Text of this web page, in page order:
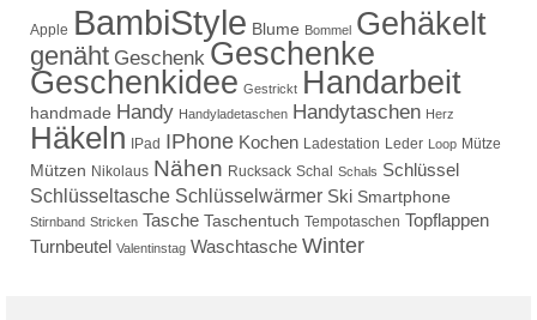
Apple BambiStyle Blume Bommel Gehäkelt
genäht Geschenk Geschenke
Geschenkidee Gestrickt Handarbeit
handmade Handy Handyladetaschen Handytaschen Herz
Häkeln IPad IPhone Kochen Ladestation Leder Loop Mütze
Mützen Nikolaus Nähen Rucksack Schal Schals Schlüssel
Schlüsseltasche Schlüsselwärmer Ski Smartphone
Stirnband Stricken Tasche Taschentuch Tempotaschen Topflappen
Turnbeutel Valentinstag Waschtasche Winter